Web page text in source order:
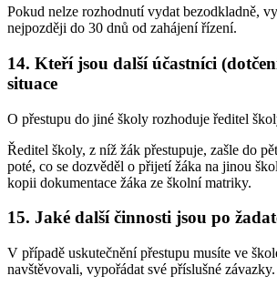
Pokud nelze rozhodnutí vydat bezodkladně,
nejpozději do 30 dnů od zahájení řízení.
14. Kteří jsou další účastníci
situace
O přestupu do jiné školy rozhoduje ředitel
Ředitel školy, z níž žák přestupuje, zašle do
poté, co se dozvěděl o přijetí žáka na jinou
kopii dokumentace žáka ze školní matriky.
15. Jaké další činnosti jsou po
V případě uskutečnění přestupu musíte ve
navštěvovali, vypořádat své příslušné závazky.